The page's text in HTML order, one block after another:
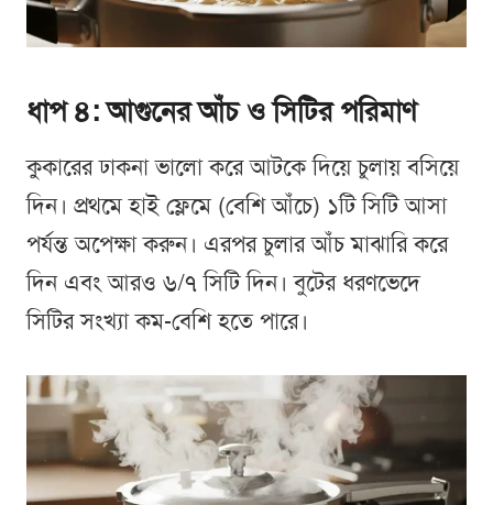
ধাপ ৪: আগুনের আঁচ ও সিটির পরিমাণ
কুকারের ঢাকনা ভালো করে আটকে দিয়ে চুলায় বসিয়ে
দিন। প্রথমে হাই ফ্লেমে (বেশি আঁচে) ১টি সিটি আসা
পর্যন্ত অপেক্ষা করুন। এরপর চুলার আঁচ মাঝারি করে
দিন এবং আরও ৬/৭ সিটি দিন। বুটের ধরণভেদে
সিটির সংখ্যা কম-বেশি হতে পারে।